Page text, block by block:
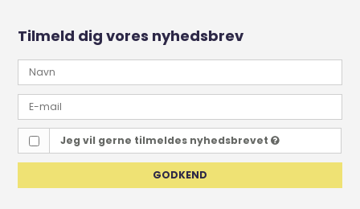
Tilmeld dig vores nyhedsbrev
Jeg vil gerne tilmeldes nyhedsbrevet
GODKEND